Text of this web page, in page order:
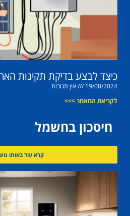
כיצד לבצע בדיקת תקינות
19/08/2024
אין תגובות
לקריאת המאמר >>>
חיסכון בחשמל
קרא עוד באותו